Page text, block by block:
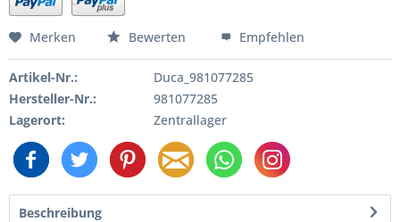
Merken Bewerten Empfehlen
Artikel-Nr.:
Duca_981077285
Hersteller-Nr.:
981077285
Lagerort:
Zentrallager
Beschreibung